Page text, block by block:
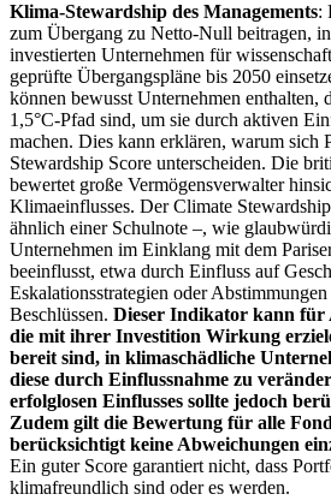
Klima-Stewardship des Managements:
zum Übergang zu Netto-Null beitragen,
investierten Unternehmen für
geprüfte Übergangspläne bis 2050
können bewusst Unternehmen enthalten,
1,5°C-Pfad sind, um sie durch aktiven
machen. Dies kann erklären, warum sich
Stewardship Score unterscheiden. Die
bewertet große Vermögensverwalter
Klimaeinflusses. Der Climate
ähnlich einer Schulnote –, wie
Unternehmen im Einklang mit dem
beeinflusst, etwa durch Einfluss auf
Eskalationsstrategien oder
Beschlüssen. Dieser Indikator kann für
die mit ihrer Investition Wirkung
bereit sind, in klimaschädliche
diese durch Einflussnahme zu
erfolglosen Einflusses sollte jedoch
Zudem gilt die Bewertung für alle
berücksichtigt keine Abweichungen
Ein guter Score garantiert nicht, dass
klimafreundlich sind oder es werden.